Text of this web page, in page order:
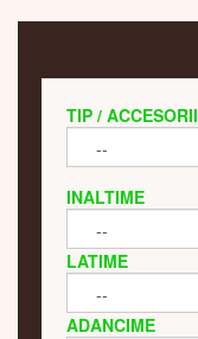
TIP / ACCESORII
INALTIME
LATIME
ADANCIME